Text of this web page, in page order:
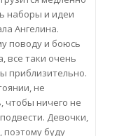
наборы и идеи
Ангелина.
поводу и боюсь
все таки очень
приблизительно.
не
чтобы ничего не
Девочки,
поэтому буду